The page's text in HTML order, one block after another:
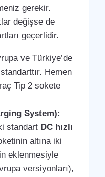
gerekir.
değişse de
geçerlidir.
ve Türkiye’de
Hemen
Tip 2 sokete
System):
standart DC hızlı
altına iki
eklenmesiyle
versiyonları),